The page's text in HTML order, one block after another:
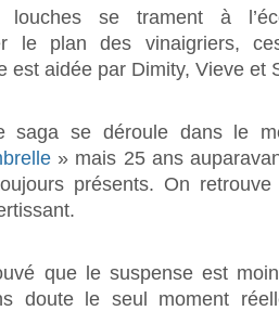
louches se trament à
le plan des vinaigriers,
est aidée par Dimity, Vieve et
saga se déroule dans le
» mais 25 ans
présents. On
que le suspense est
doute le seul moment